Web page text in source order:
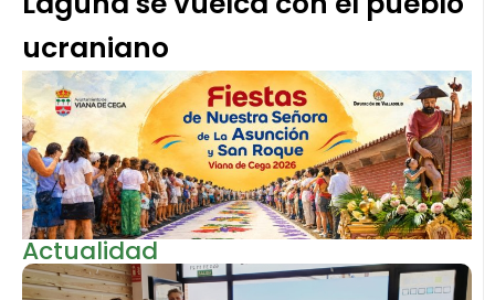
ucraniano
Actualidad